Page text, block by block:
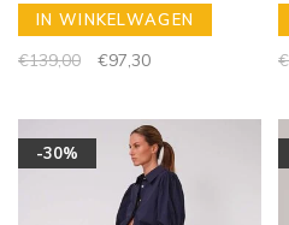
IN WINKELWAGEN
€139,00 €97,30
-30%